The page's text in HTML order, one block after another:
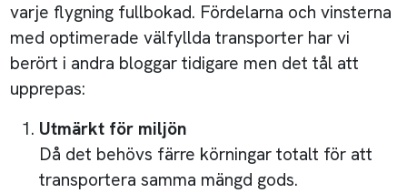
varje flygning fullbokad. Fördelarna och vinsterna
med optimerade välfyllda transporter har vi
berört i andra bloggar tidigare men det tål att
upprepas:
Utmärkt för miljön
Då det behövs färre körningar totalt för att
transportera samma mängd gods.